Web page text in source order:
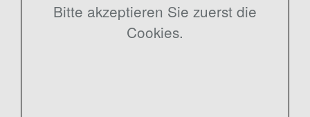
Bitte akzeptieren Sie zuerst die
Cookies.